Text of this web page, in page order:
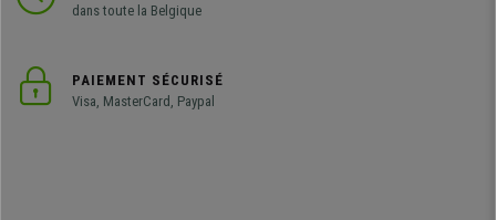
dans toute la Belgique
PAIEMENT SÉCURISÉ
Visa, MasterCard, Paypal